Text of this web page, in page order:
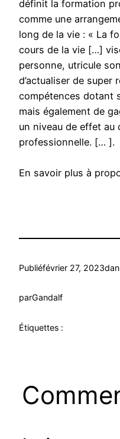
définit la formation
comme une
long de la vie : « La
cours de la vie […]
personne, utricule
d’actualiser de super
compétences dotant
mais également de
un niveau de effet au
professionnelle. [… ].
En savoir plus à
Publiéfévrier 27, 2023
parGandalf
Étiquettes :